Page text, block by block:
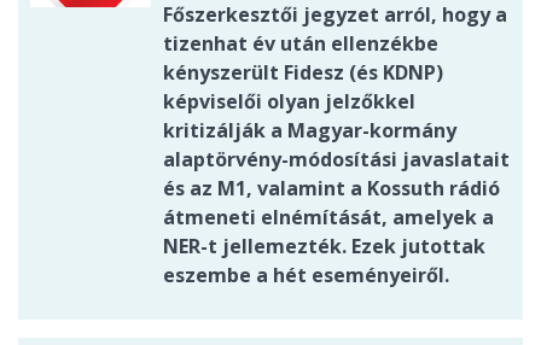
Főszerkesztői jegyzet arról, hogy a
tizenhat év után ellenzékbe
kényszerült Fidesz (és KDNP)
képviselői olyan jelzőkkel
kritizálják a Magyar-kormány
alaptörvény-módosítási javaslatait
és az M1, valamint a Kossuth rádió
átmeneti elnémítását, amelyek a
NER-t jellemezték. Ezek jutottak
eszembe a hét eseményeiről.